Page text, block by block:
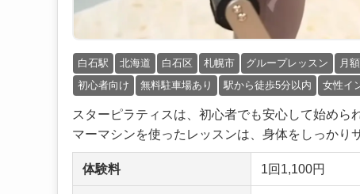
白石駅 北海道 白石区 札幌市 グループレッスン
月
初心者向け
無料駐車場あり 駅から徒歩5分以内 女性イ
スターピラティスは、初心者でも安心して始め
マーマシンを使ったレッスンは、身体をしっかり
体験料 1回1,100円